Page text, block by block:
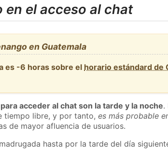
el acceso al chat
en Guatemala
es -6 horas sobre el horario estándard de
acceder al chat son la tarde y la noche.
tiempo libre, y por tanto,es más probable
de mayor afluencia de usuarios.
hasta por la tarde del día